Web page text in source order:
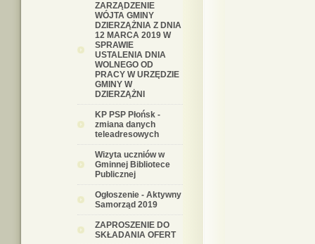
ZARZĄDZENIE
WÓJTA GMINY
DZIERZĄŻNIA Z DNIA
12 MARCA 2019 W
SPRAWIE
USTALENIA DNIA
WOLNEGO OD
PRACY W URZĘDZIE
GMINY W
DZIERZĄŻNI
KP PSP Płońsk -
zmiana danych
teleadresowych
Wizyta uczniów w
Gminnej Bibliotece
Publicznej
Ogłoszenie - Aktywny
Samorząd 2019
ZAPROSZENIE DO
SKŁADANIA OFERT